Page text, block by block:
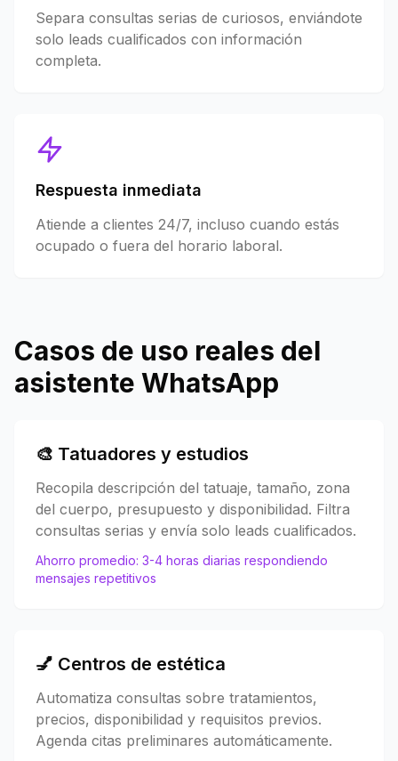
Separa consultas serias de curiosos, enviándote
solo leads cualificados con información
completa.
Respuesta inmediata
Atiende a clientes 24/7, incluso cuando estás
ocupado o fuera del horario laboral.
Casos de uso reales del
asistente WhatsApp
🎨 Tatuadores y estudios
Recopila descripción del tatuaje, tamaño, zona
del cuerpo, presupuesto y disponibilidad. Filtra
consultas serias y envía solo leads cualificados.
Ahorro promedio: 3-4 horas diarias respondiendo
mensajes repetitivos
💅 Centros de estética
Automatiza consultas sobre tratamientos,
precios, disponibilidad y requisitos previos.
Agenda citas preliminares automáticamente.